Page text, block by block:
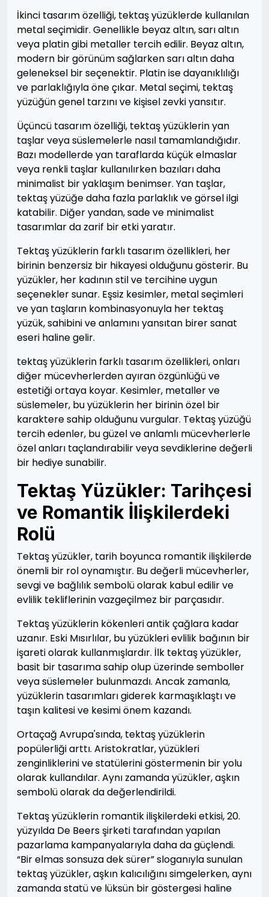
İkinci tasarım özelliği, tektaş yüzüklerde kullanılan
metal seçimidir. Genellikle beyaz altın, sarı altın
veya platin gibi metaller tercih edilir. Beyaz altın,
modern bir görünüm sağlarken sarı altın daha
geleneksel bir seçenektir. Platin ise dayanıklılığı
ve parlaklığıyla öne çıkar. Metal seçimi, tektaş
yüzüğün genel tarzını ve kişisel zevki yansıtır.
Üçüncü tasarım özelliği, tektaş yüzüklerin yan
taşlar veya süslemelerle nasıl tamamlandığıdır.
Bazı modellerde yan taraflarda küçük elmaslar
veya renkli taşlar kullanılırken bazıları daha
minimalist bir yaklaşım benimser. Yan taşlar,
tektaş yüzüğe daha fazla parlaklık ve görsel ilgi
katabilir. Diğer yandan, sade ve minimalist
tasarımlar da zarif bir etki yaratır.
Tektaş yüzüklerin farklı tasarım özellikleri, her
birinin benzersiz bir hikayesi olduğunu gösterir. Bu
yüzükler, her kadının stil ve tercihine uygun
seçenekler sunar. Eşsiz kesimler, metal seçimleri
ve yan taşların kombinasyonuyla her tektaş
yüzük, sahibini ve anlamını yansıtan birer sanat
eseri haline gelir.
tektaş yüzüklerin farklı tasarım özellikleri, onları
diğer mücevherlerden ayıran özgünlüğü ve
estetiği ortaya koyar. Kesimler, metaller ve
süslemeler, bu yüzüklerin her birinin özel bir
karaktere sahip olduğunu vurgular. Tektaş yüzüğü
tercih edenler, bu güzel ve anlamlı mücevherlerle
özel anları taçlandırabilir veya sevdiklerine değerli
bir hediye sunabilir.
Tektaş Yüzükler: Tarihçesi
ve Romantik İlişkilerdeki
Rolü
Tektaş yüzükler, tarih boyunca romantik ilişkilerde
önemli bir rol oynamıştır. Bu değerli mücevherler,
sevgi ve bağlılık sembolü olarak kabul edilir ve
evlilik tekliflerinin vazgeçilmez bir parçasıdır.
Tektaş yüzüklerin kökenleri antik çağlara kadar
uzanır. Eski Mısırlılar, bu yüzükleri evlilik bağının bir
işareti olarak kullanmışlardır. İlk tektaş yüzükler,
basit bir tasarıma sahip olup üzerinde semboller
veya süslemeler bulunmazdı. Ancak zamanla,
yüzüklerin tasarımları giderek karmaşıklaştı ve
taşın kalitesi ve kesimi önem kazandı.
Ortaçağ Avrupa'sında, tektaş yüzüklerin
popülerliği arttı. Aristokratlar, yüzükleri
zenginliklerini ve statülerini göstermenin bir yolu
olarak kullandılar. Aynı zamanda yüzükler, aşkın
sembolü olarak da değerlendirildi.
Tektaş yüzüklerin romantik ilişkilerdeki etkisi, 20.
yüzyılda De Beers şirketi tarafından yapılan
pazarlama kampanyalarıyla daha da güçlendi.
“Bir elmas sonsuza dek sürer” sloganıyla sunulan
tektaş yüzükler, aşkın kalıcılığını simgelerken, aynı
zamanda statü ve lüksün bir göstergesi haline